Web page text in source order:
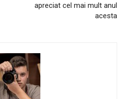
apreciat cel mai mult anul
acesta